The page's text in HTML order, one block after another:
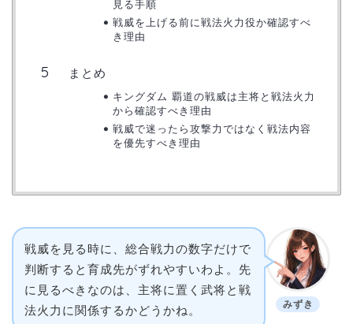
見る手順
戦威を上げる前に戦法火力役か確認すべ
き理由
まとめ
キングダム 覇道の戦威は主将と戦法火力
から確認すべき理由
戦威で迷ったら攻撃力ではなく戦法内容
を優先すべき理由
みずき
戦威を見る時に、総合戦力の数字だけで
判断すると育成先がずれやすいわよ。先
に見るべきなのは、主将に置く武将と戦
法火力に関係するかどうかね。